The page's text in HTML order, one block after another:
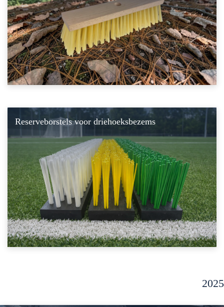
Reserveborstels voor driehoeksbezems
2025